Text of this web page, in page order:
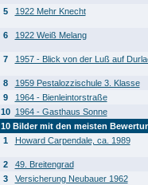
5 1922 Mehr Knecht
6 1922 Weiß Melang
7 1957 - Blick von der Luß auf
8
1959 Pestalozzischule 3. Klasse
9
1964 - Bienleintorstraße
10
1964 - Gasthaus Sonne
10 Bilder mit den meisten
1
Howard Carpendale, ca. 1989
2
49. Breitengrad
3
Versicherung Neubauer 1962